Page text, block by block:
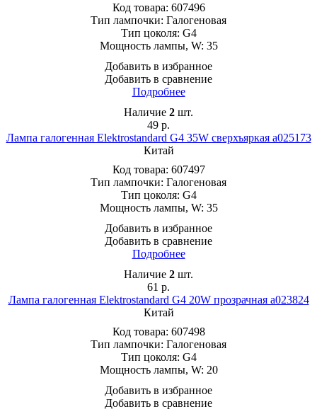
Код товара: 607496
Тип лампочки: Галогеновая
Тип цоколя: G4
Мощность лампы, W: 35
Добавить в избранное
Добавить в сравнение
Подробнее
Наличие 2 шт.
49 р.
Лампа галогенная Elektrostandard G4 35W сверхъяркая a025173
Китай
Код товара: 607497
Тип лампочки: Галогеновая
Тип цоколя: G4
Мощность лампы, W: 35
Добавить в избранное
Добавить в сравнение
Подробнее
Наличие 2 шт.
61 р.
Лампа галогенная Elektrostandard G4 20W прозрачная a023824
Китай
Код товара: 607498
Тип лампочки: Галогеновая
Тип цоколя: G4
Мощность лампы, W: 20
Добавить в избранное
Добавить в сравнение